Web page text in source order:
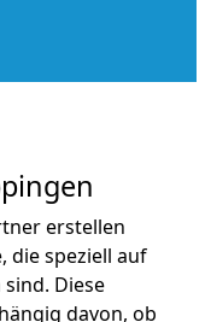
erstellen
die speziell auf
Diese
davon, ob